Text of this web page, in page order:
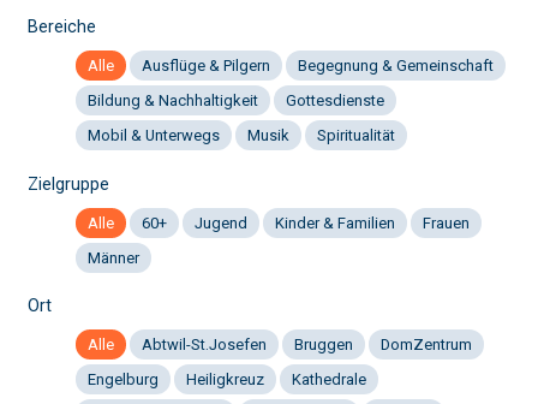
Bereiche
Alle Ausflüge & Pilgern
Begegnung & Gemeinschaft
Bildung & Nachhaltigkeit
Gottesdienste
Mobil & Unterwegs
Musik Spiritualität
Zielgruppe
Alle 60+ Jugend Kinder & Familien
Frauen
Männer
Ort
Alle Abtwil-St.Josefen Bruggen
DomZentrum
Engelburg
Heiligkreuz
Kathedrale